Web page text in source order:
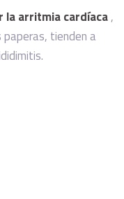
la arritmia cardíaca,
paperas, tienden a